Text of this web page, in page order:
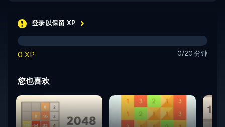
登录以保留 XP
0 XP 0/20 分钟
您也喜欢